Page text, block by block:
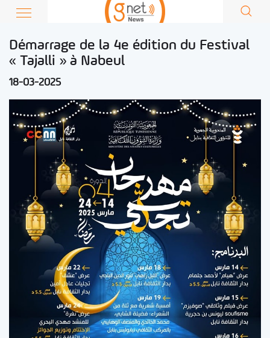
Démarrage de la 4e édition du Festival
« Tajalli » à Nabeul
18-03-2025